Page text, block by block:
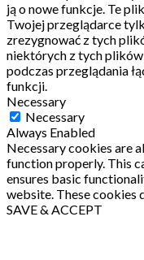
ją o nowe funkcje. Te
Twojej przeglądarce
zrezygnować z tych
niektórych z tych plików
podczas przeglądania
funkcji.
Necessary
Necessary
Always Enabled
Necessary cookies are
function properly. This
ensures basic
website. These cookies
SAVE & ACCEPT